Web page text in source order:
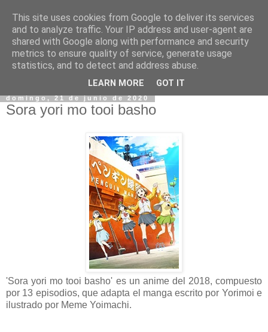
domingo, 21 de junio de 2020
Sora yori mo tooi basho
'Sora yori mo tooi basho' es un anime del 2018, compuesto
por 13 episodios, que adapta el manga escrito por Yorimoi e
ilustrado por Meme Yoimachi.
This site uses cookies from Google to deliver its services
and to analyze traffic. Your IP address and user-agent are
shared with Google along with performance and security
metrics to ensure quality of service, generate usage
statistics, and to detect and address abuse.
LEARN MORE GOT IT